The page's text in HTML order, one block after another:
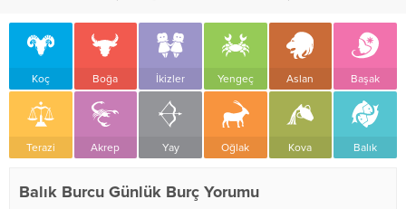
Koç Boğa İkizler Yengeç Aslan Başak
Terazi Akrep Yay Oğlak Kova Balık
Balık Burcu Günlük Burç Yorumu